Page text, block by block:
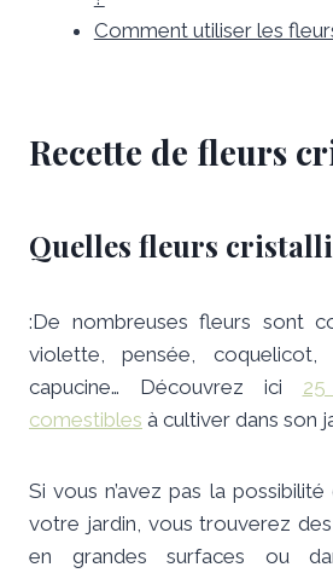
Comment utiliser les
Recette de fleurs
Quelles fleurs
:De nombreuses fleurs sont
violette, pensée, coquelicot,
capucine… Découvrez ici
comestibles à cultiver dans son
Si vous n’avez pas la possibilité
votre jardin, vous trouverez
en grandes surfaces ou